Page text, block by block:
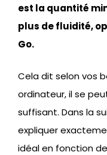
est la quantité
plus de fluidité,
Go.
Cela dit selon vos
ordinateur, il se
suffisant. Dans la
expliquer
idéal en fonction